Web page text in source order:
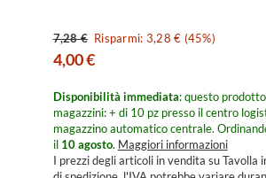
4,00 €
7,28 € Risparmi: 3,28 € (45%)
Disponibilità immediata: questo
magazzini: + di 10 pz presso il centro
magazzino automatico centrale.
il 10 agosto. Maggiori informazioni
I prezzi degli articoli in vendita su Tavolla